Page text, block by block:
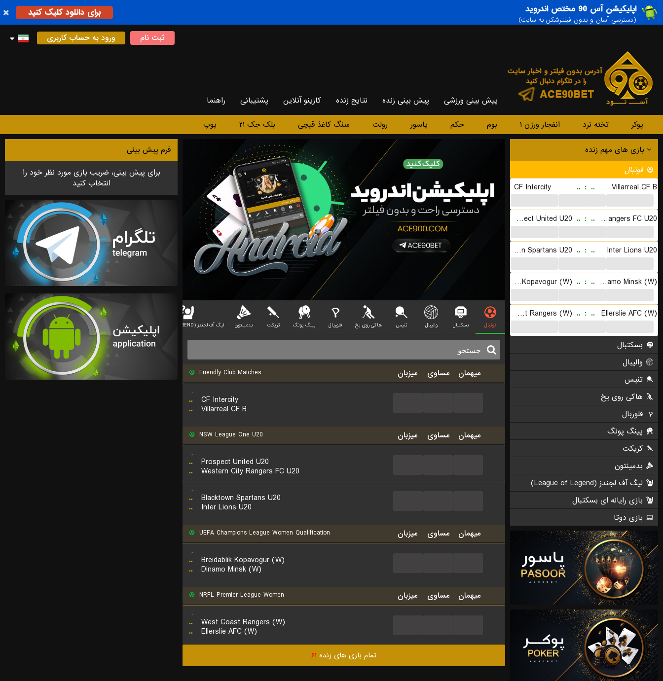
اپلیکیشن آس 90 مختص اندروید
(دسترسی آسان و بدون فیلترشکن به سایت)
برای دانلود کلیک کنید
ثبت نام ورود به حساب کاربری
پیش بینی ورزشی پیش بینی زنده نتایج زنده کازینو آنلاین پشتیبانی راهنما
پوکر تخته نرد انفجار ورژن ۱ بوم حکم پاسور رولت سنگ کاغذ قیچی بلک جک ۲۱ پوپ
بازی های مهم زنده
فوتبال
CF Intercity
.. : .. Villarreal CF B
Prospect United U20 .. : .. Western City Rangers FC U20
Blacktown Spartans U20 .. : .. Inter Lions U20
Breidablik Kopavogur (W) .. : .. Dinamo Minsk (W)
West Coast Rangers (W) .. : .. Ellerslie AFC (W)
بسکتبال
والیبال
تنیس
هاکی روی یخ
فلوربال
پینگ پونگ
کریکت
بدمینتون
لیگ آف لجندز (League of Legend)
بازی رایانه ای بسکتبال
بازی دوتا
فوتبال بسکتبال والیبال تنیس هاکی روی یخ فلوربال پینگ پونگ کریکت بدمینتون لیگ آف لجندز (LEAGUE OF LEGEND) بازی رایانه ای بسکتبال بازی دوتا
Friendly Club Matches میزبان مساوی میهمان
...
.. CF Intercity
.. Villarreal CF B
NSW League One U20 میزبان مساوی میهمان
...
.. Prospect United U20
.. Western City Rangers FC U20
...
.. Blacktown Spartans U20
.. Inter Lions U20
UEFA Champions League Women Qualification میزبان مساوی میهمان
...
.. Breidablik Kopavogur (W)
.. Dinamo Minsk (W)
NRFL Premier League Women میزبان مساوی میهمان
...
.. West Coast Rangers (W)
.. Ellerslie AFC (W)
تمام بازی های زنده ۶۱
فرم پیش بینی
برای پیش بینی، ضریب بازی مورد نظر خود را
انتخاب کنید